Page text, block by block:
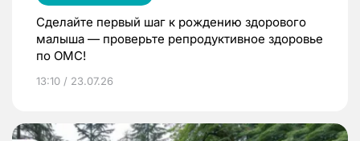
Сделайте первый шаг к рождению здорового
малыша — проверьте репродуктивное здоровье
по ОМС!
13:10 / 23.07.26